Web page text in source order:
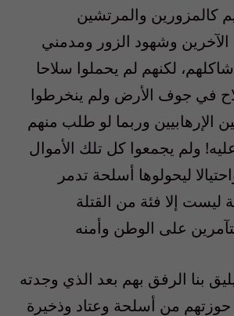
كالمزورين والمرتشين
وشهود الزور ومدمني
لكنهم لم يحملوا سلاحا
في جوف الأرض ولم ينخرطوا
الإرهابيين وربما لو طلب منهم
ولم يجمعوا كل تلك الأموال
ليحولوها أسلحة تدمر
ليست إلا فئة من القتلة
على الوطن وأمنه
بنا الرفق بهم بعد الذي وجدته
من أسلحة وعتاد وذخيرة